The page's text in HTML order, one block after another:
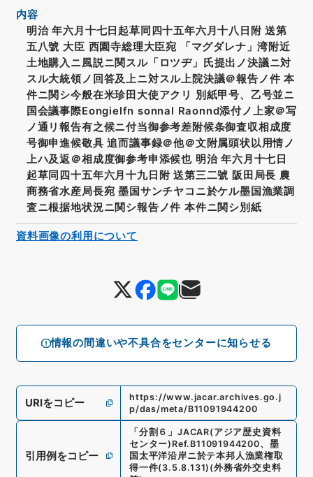
情報の間違いや不具合をセンターに知らせる
内容
明治 年六月十七日起草同四十五年六月十八日附 送第
五八號 大臣 西園寺総理大臣宛 「マグダレナ」湾附近
土地購入ニ風説ニ関スル「ロツヂ」氏提出ノ決議ニ対
スル大統領ノ回答及上ニ対スル上院決議＠報告ノ件 本
件ニ関シ今般在米珍田大使アクリ 別紙甲号、乙号並ニ
国会議事際Eongielfn sonnal Raonnd添付ノ上家＠写
ノ通リ報告有之候ニ付当御参考差附候条御査収相成度
号御申進候敬具 追而議事録＠他＠文附属頭状以用情ノ
上ハ及返＠相成度御参考申添候也 明治 年六月十七日
起草同四十五年六月十九日附 送第三二號 阪田局長 農
商務省水産局長宛 墨国サンチヤコニ於ケル墨国漁業調
査ニ根据地状況ニ関シ報告ノ件 本件ニ関シ別紙
URIをコピー
https://www.jacar.archives.go.j
p/das/meta/B11091944200
引用例をコピー
「 分割６ 」 JACAR(アジア歴史資料
センター) Ref. B11091944200、 墨
国太平洋沿岸ニ於テ本邦人漁業権取
得一件(3.5.8.131) (外務省外交史料
資料画像の利用について